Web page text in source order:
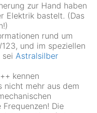
zur Hand haben
Elektrik bastelt. (Das
rund um
und im speziellen
seiAstralsilber
kennen
nicht mehr aus dem
Frequenzen! Die